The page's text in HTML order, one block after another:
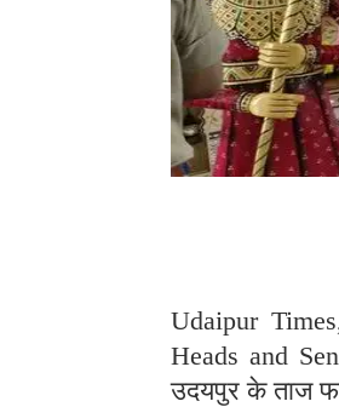
Udaipur
Heads and
उदयपुर के ताज